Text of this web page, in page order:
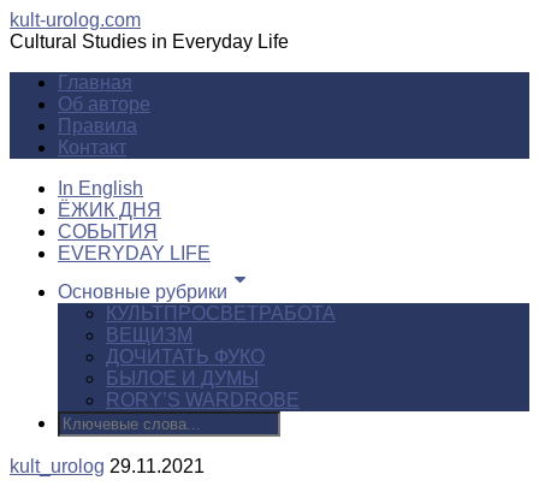
kult-urolog.com
Cultural Studies in Everyday Life
Главная
Об авторе
Правила
Контакт
In English
ЁЖИК ДНЯ
СОБЫТИЯ
EVERYDAY LIFE
Основные рубрики
КУЛЬТПРОСВЕТРАБОТА
ВЕЩИЗМ
ДОЧИТАТЬ ФУКО
БЫЛОЕ И ДУМЫ
RORY’S WARDROBE
kult_urolog 29.11.2021